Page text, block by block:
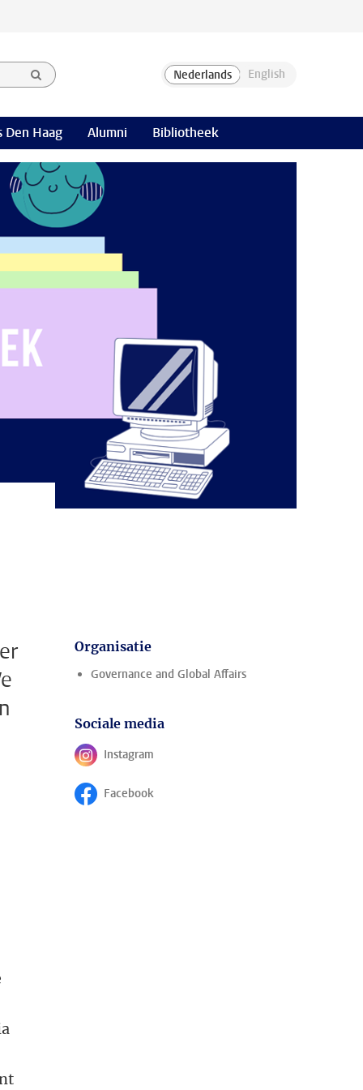
Den Haag Alumni Bibliotheek
Organisatie
Governance and Global Affairs
Sociale media
Volg ons op
Instagram
Facebook